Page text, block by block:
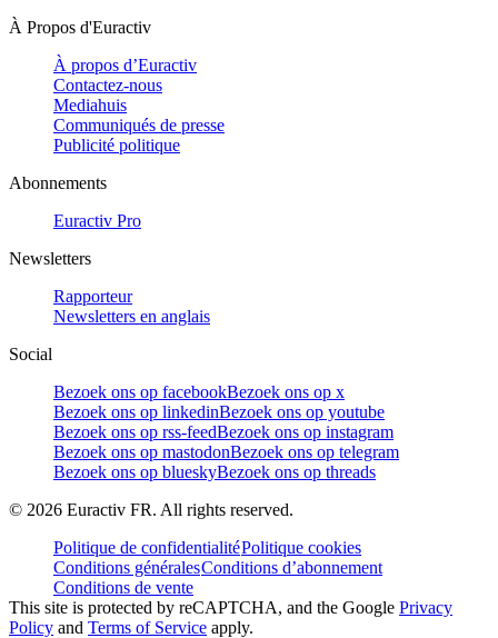
À Propos d'Euractiv
À propos d’Euractiv
Contactez-nous
Mediahuis
Communiqués de presse
Publicité politique
Abonnements
Euractiv Pro
Newsletters
Rapporteur
Newsletters en anglais
Social
Bezoek ons op facebookBezoek ons op x
Bezoek ons op linkedinBezoek ons op youtube
Bezoek ons op rss-feedBezoek ons op instagram
Bezoek ons op mastodonBezoek ons op telegram
Bezoek ons op blueskyBezoek ons op threads
© 2026 Euractiv FR. All rights reserved.
Politique de confidentialitéPolitique cookies
Conditions généralesConditions d’abonnement
Conditions de vente
This site is protected by reCAPTCHA, and the Google Privacy
Policy and Terms of Service apply.